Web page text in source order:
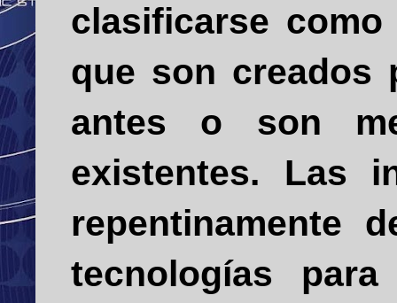
clasificarse
que son creados
antes o son
existentes. Las
repentinamente
tecnologías